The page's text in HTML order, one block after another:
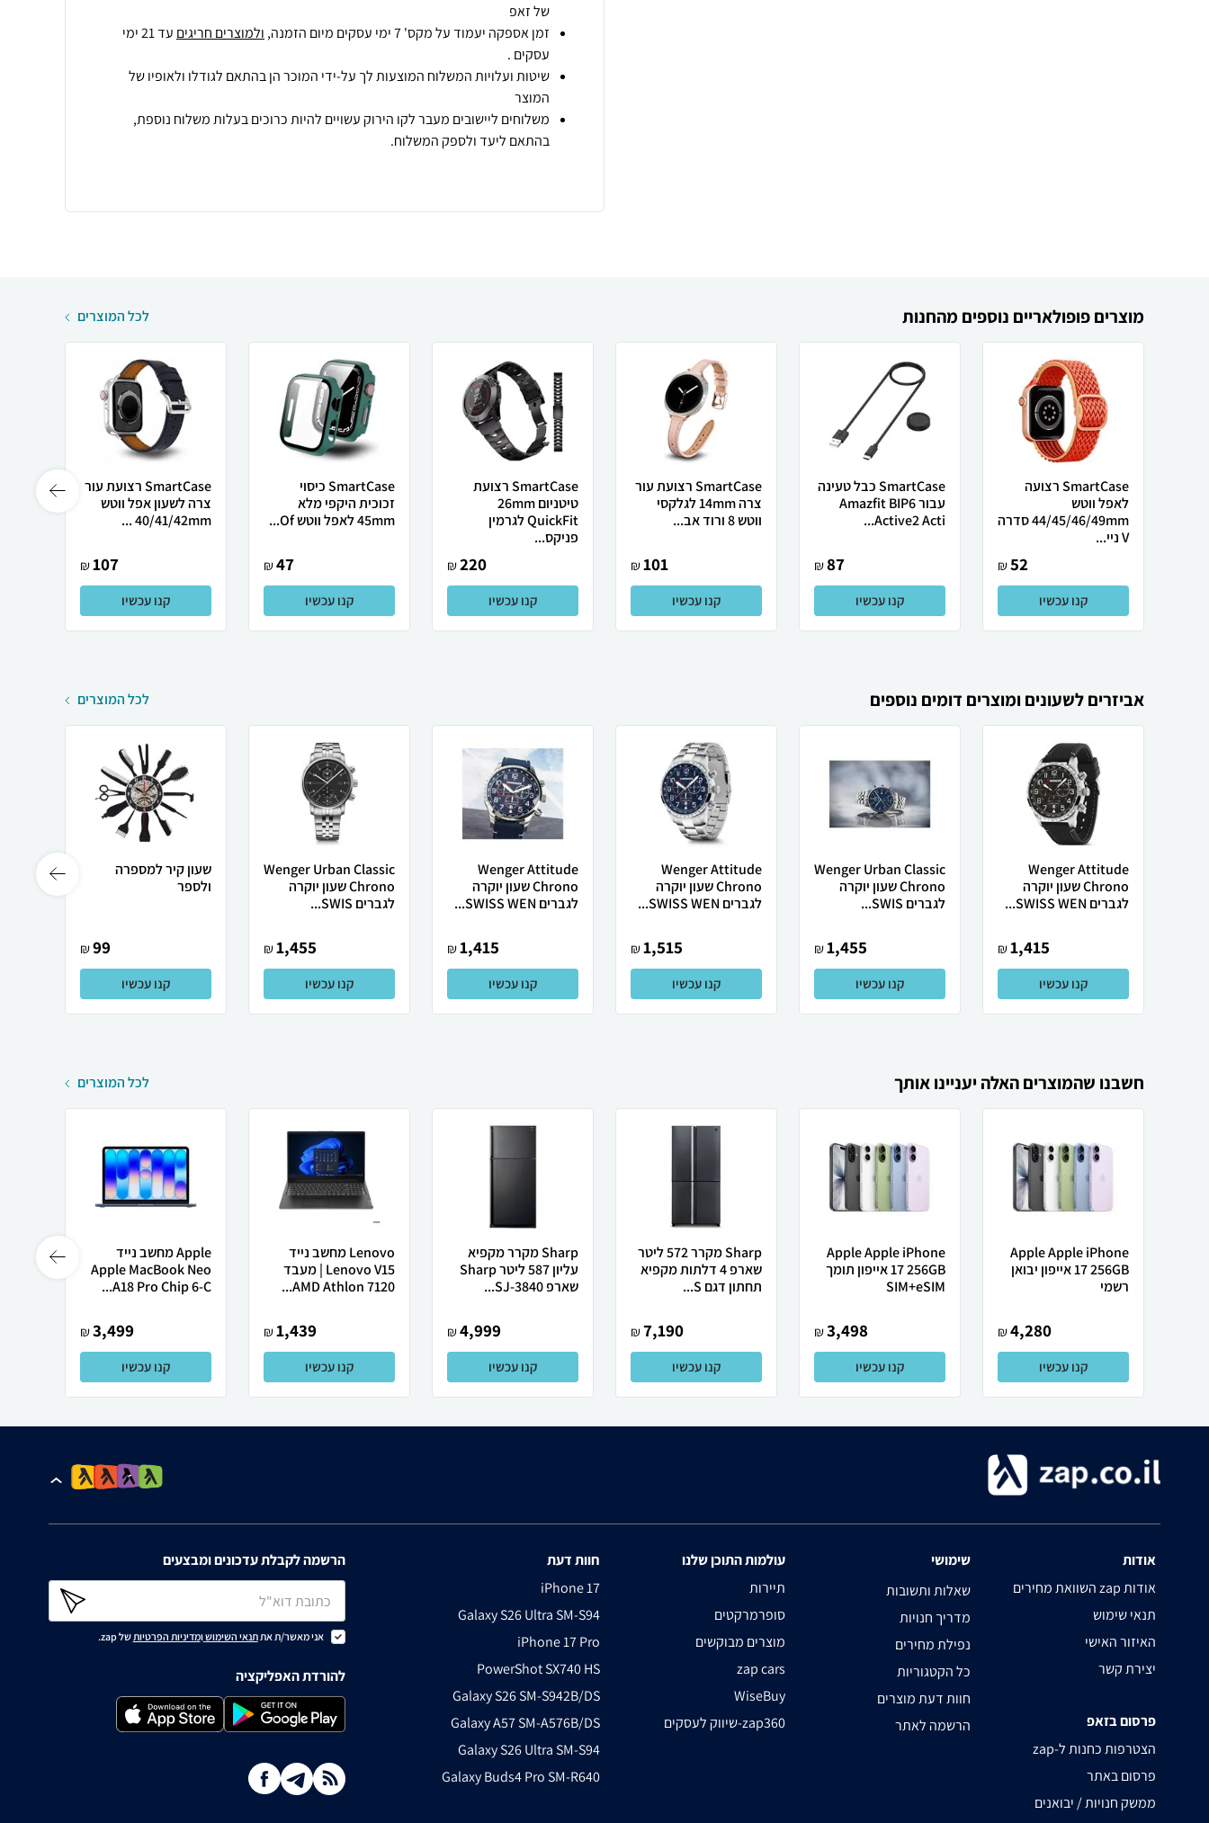
של זאפ
זמן אספקה יעמוד על מקס' 7 ימי עסקים מיום הזמנה,
ולמוצרים חריגים
עד 21 ימי
עסקים .
שיטות ועלויות המשלוח המוצעות לך על-ידי המוכר הן בהתאם לגודלו ולאופיו של
המוצר
משלוחים ליישובים מעבר לקו הירוק עשויים להיות כרוכים בעלות משלוח נוספת,
בהתאם ליעד ולספק המשלוח.
מוצרים פופולאריים נוספים מהחנות לכל המוצרים
SmartCase רצועה
לאפל ווטש
44/45/46/49mm סדרה
V ניי...
52
₪
קנו עכשיו
SmartCase כבל טעינה
עבור Amazfit BIP6
Active2 Acti...
87
₪
קנו עכשיו
SmartCase רצועת עור
צרה 14mm לגלקסי
ווטש 8 ורוד אב...
101
₪
קנו עכשיו
SmartCase רצועת
טיטניום 26mm
QuickFit לגרמין
פניקס...
220
₪
קנו עכשיו
SmartCase כיסוי
זכוכית היקפי מלא
45mm לאפל ווטש Of...
47
₪
קנו עכשיו
SmartCase רצועת עור
צרה לשעון אפל ווטש
40/41/42mm ...
107
₪
קנו עכשיו
אביזרים לשעונים ומוצרים דומים נוספים לכל המוצרים
Wenger Attitude
Chrono שעון יוקרה
לגברים SWISS WEN...
1,415
₪
קנו עכשיו
Wenger Urban Classic
Chrono שעון יוקרה
לגברים SWIS...
1,455
₪
קנו עכשיו
Wenger Attitude
Chrono שעון יוקרה
לגברים SWISS WEN...
1,515
₪
קנו עכשיו
Wenger Attitude
Chrono שעון יוקרה
לגברים SWISS WEN...
1,415
₪
קנו עכשיו
Wenger Urban Classic
Chrono שעון יוקרה
לגברים SWIS...
1,455
₪
קנו עכשיו
שעון קיר למספרה
ולספר
99
₪
קנו עכשיו
חשבנו שהמוצרים האלה יעניינו אותך לכל המוצרים
Apple Apple iPhone
17 256GB אייפון יבואן
רשמי
4,280
₪
קנו עכשיו
Apple Apple iPhone
17 256GB אייפון תומך
SIM+eSIM
3,498
₪
קנו עכשיו
Sharp מקרר 572 ליטר
שארפ 4 דלתות מקפיא
תחתון דגם S...
7,190
₪
קנו עכשיו
Sharp מקרר מקפיא
עליון 587 ליטר Sharp
שארפ SJ-3840...
4,999
₪
קנו עכשיו
Lenovo מחשב נייד
Lenovo V15 | מעבד
AMD Athlon 7120...
1,439
₪
קנו עכשיו
Apple מחשב נייד
Apple MacBook Neo
A18 Pro Chip 6-C...
3,499
₪
קנו עכשיו
אודות
השוואת מחירים zap אודות
תנאי שימוש
האיזור האישי
יצירת קשר
פרסום בזאפ
zap-הצטרפות כחנות ל
פרסום באתר
ממשק חנויות / יבואנים
שימושי
שאלות ותשובות
מדריך חנויות
נפילת מחירים
כל הקטגוריות
חוות דעת מוצרים
הרשמה לאתר
עולמות התוכן שלנו
תיירות
סופרמרקטים
מוצרים מבוקשים
zap cars
WiseBuy
שיווק לעסקים-zap360
חוות דעת
iPhone 17
Galaxy S26 Ultra SM-S94
iPhone 17 Pro
PowerShot SX740 HS
Galaxy S26 SM-S942B/DS
Galaxy A57 SM-A576B/DS
Galaxy S26 Ultra SM-S94
Galaxy Buds4 Pro SM-R640
הרשמה לקבלת עדכונים ומבצעים
אני מאשר/ת אתתנאי השימושומדיניות הפרטיותשל zap.
להורדת האפליקציה